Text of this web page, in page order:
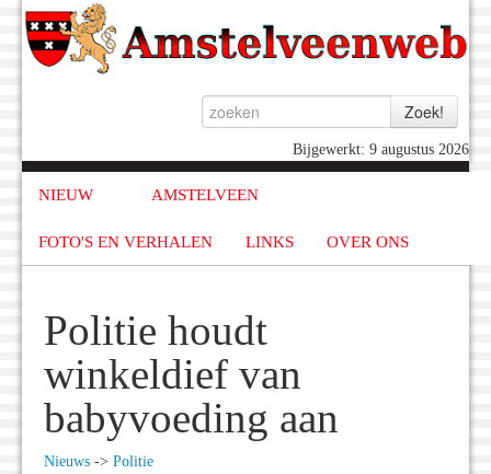
Bijgewerkt: 9 augustus 2026
NIEUW AMSTELVEEN
FOTO'S EN VERHALEN LINKS OVER ONS
Politie houdt
winkeldief van
babyvoeding aan
Nieuws -> Politie